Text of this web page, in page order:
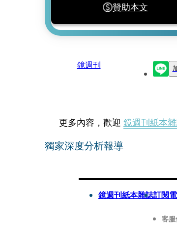
贊助本文
鏡週刊
更多內容，歡迎 鏡週刊紙本
獨家深度分析報導
鏡週刊紙本雜誌訂閱
客